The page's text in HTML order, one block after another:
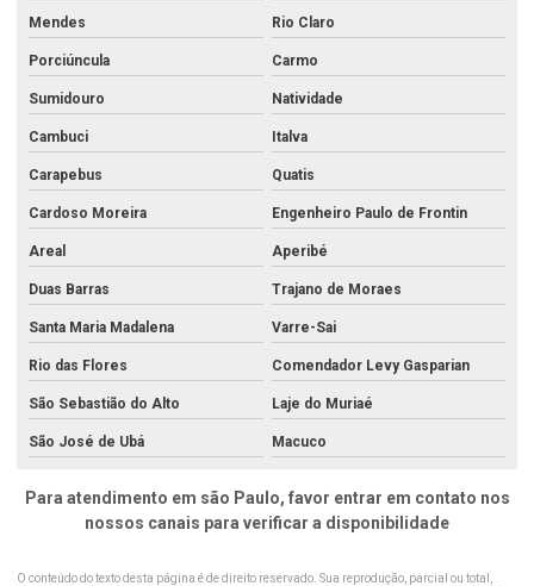
Análise de química do solo
Análise e remediação da contaminação do solo
Análise de resíduos
Análise de resíduos de agrotóxicos em alimentos
Análise de resíduos industriais
Análise de resíduos sólidos
Análise de sedimentos
Análise de sedimentos no rio de janeiro
Análise de sedimentos no rj
Análise de solo agricultura de precisão
Análise de solo completa
Mendes Rio Claro
Porciúncula Carmo
Sumidouro Natividade
Cambuci Italva
Carapebus Quatis
Cardoso Moreira Engenheiro Paulo de Frontin
Areal Aperibé
Duas Barras Trajano de Moraes
Santa Maria Madalena Varre-Sai
Rio das Flores Comendador Levy Gasparian
São Sebastião do Alto Laje do Muriaé
São José de Ubá Macuco
Para atendimento em são Paulo, favor entrar em contato nos
nossos canais para verificar a disponibilidade
O conteúdo do texto desta página é de direito reservado. Sua reprodução, parcial ou total,